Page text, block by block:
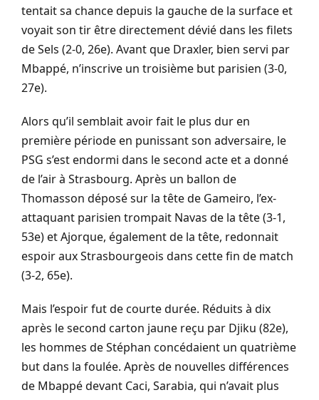
tentait sa chance depuis la gauche de la surface et
voyait son tir être directement dévié dans les filets
de Sels (2-0, 26e). Avant que Draxler, bien servi par
Mbappé, n’inscrive un troisième but parisien (3-0,
27e).
Alors qu’il semblait avoir fait le plus dur en
première période en punissant son adversaire, le
PSG s’est endormi dans le second acte et a donné
de l’air à Strasbourg. Après un ballon de
Thomasson déposé sur la tête de Gameiro, l’ex-
attaquant parisien trompait Navas de la tête (3-1,
53e) et Ajorque, également de la tête, redonnait
espoir aux Strasbourgeois dans cette fin de match
(3-2, 65e).
Mais l’espoir fut de courte durée. Réduits à dix
après le second carton jaune reçu par Djiku (82e),
les hommes de Stéphan concédaient un quatrième
but dans la foulée. Après de nouvelles différences
de Mbappé devant Caci, Sarabia, qui n’avait plus